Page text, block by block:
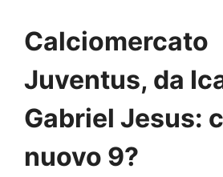
Calciomercato
Juventus, da
Gabriel Jesus:
nuovo 9?